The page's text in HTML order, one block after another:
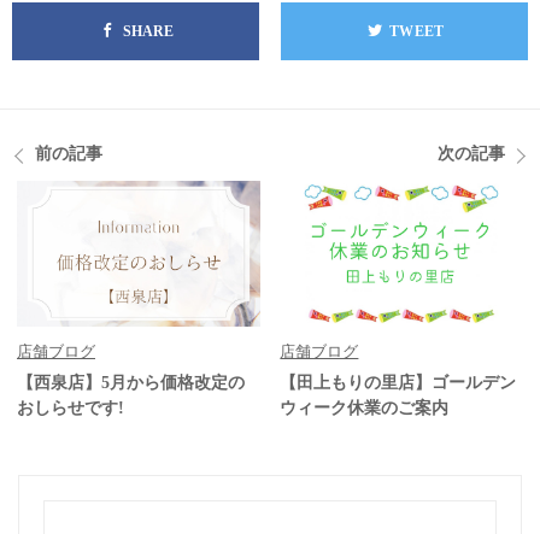
SHARE TWEET
前の記事
店舗ブログ
【西泉店】5月から価格改定の
おしらせです!
次の記事
店舗ブログ
【田上もりの里店】ゴールデン
ウィーク休業のご案内